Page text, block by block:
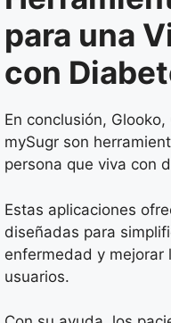
para una
con
En conclusión,
mySugr son
persona que viva con
Estas aplicaciones
diseñadas para
enfermedad y
usuarios.